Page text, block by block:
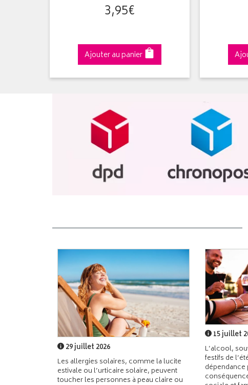
3,95€
Ajouter au panier
29 juillet 2026
Les allergies solaires, comme la lucite
estivale ou l’urticaire solaire, peuvent
toucher les personnes à peau claire ou
15 juillet
L’alcool,
festifs de
dépendance